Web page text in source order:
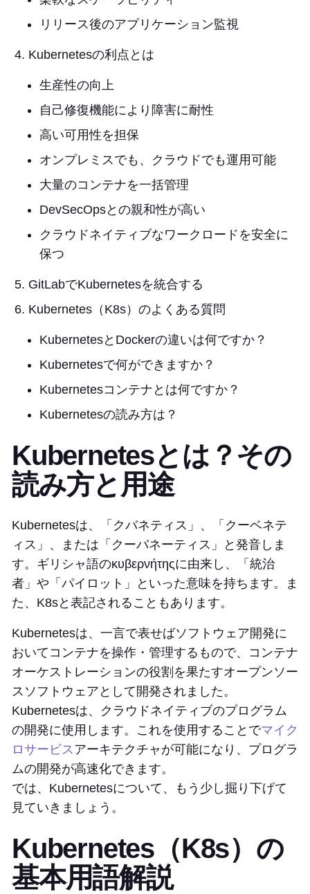
リリース後のアプリケーション監視
Kubernetesの利点とは
生産性の向上
自己修復機能により障害に耐性
高い可用性を担保
オンプレミスでも、クラウドでも運用可能
大量のコンテナを一括管理
DevSecOpsとの親和性が高い
クラウドネイティブなワークロードを安全に
保つ
GitLabでKubernetesを統合する
Kubernetes（K8s）のよくある質問
KubernetesとDockerの違いは何ですか？
Kubernetesで何ができますか？
Kubernetesコンテナとは何ですか？
Kubernetesの読み方は？
Kubernetesとは？その
読み方と用途
Kubernetesは、「クバネティス」、「クーベネテ
ィス」、または「クーバネーティス」と発音しま
す。ギリシャ語のκυβερνήτηςに由来し、「統治
者」や「パイロット」といった意味を持ちます。ま
た、K8sと表記されることもあります。
Kubernetesは、一言で表せばソフトウェア開発に
おいてコンテナを操作・管理するもので、コンテナ
オーケストレーションの役割を果たすオープンソー
スソフトウェアとして開発されました。
Kubernetesは、クラウドネイティブのプログラム
の開発に使用します。これを使用することでマイク
ロサービスアーキテクチャが可能になり、プログラ
ムの開発が高速化できます。
では、Kubernetesについて、もう少し掘り下げて
見ていきましょう。
Kubernetes（K8s）の
基本用語解説